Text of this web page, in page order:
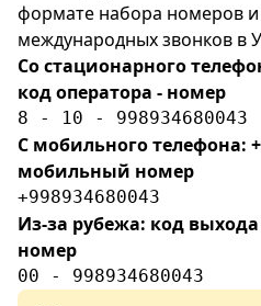
формате набора номеров и
международных звонков в
Со стационарного
код оператора - номер
8 - 10 - 998934680043
С мобильного телефона:
мобильный номер
+998934680043
Из-за рубежа: код выхода
номер
00 - 998934680043